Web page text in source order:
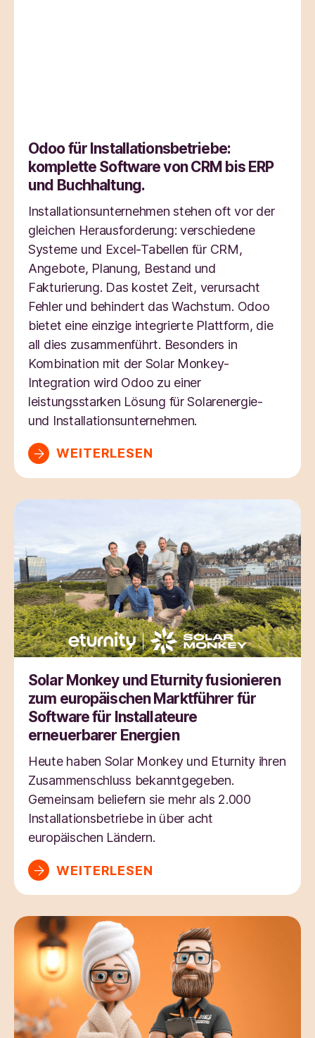
Odoo für Installationsbetriebe:
komplette Software von CRM bis ERP
und Buchhaltung.
Installationsunternehmen stehen oft vor der
gleichen Herausforderung: verschiedene
Systeme und Excel-Tabellen für CRM,
Angebote, Planung, Bestand und
Fakturierung. Das kostet Zeit, verursacht
Fehler und behindert das Wachstum. Odoo
bietet eine einzige integrierte Plattform, die
all dies zusammenführt. Besonders in
Kombination mit der Solar Monkey-
Integration wird Odoo zu einer
leistungsstarken Lösung für Solarenergie-
und Installationsunternehmen.
WEITERLESEN
Solar Monkey und Eturnity fusionieren
zum europäischen Marktführer für
Software für Installateure
erneuerbarer Energien
Heute haben Solar Monkey und Eturnity ihren
Zusammenschluss bekanntgegeben.
Gemeinsam beliefern sie mehr als 2.000
Installationsbetriebe in über acht
europäischen Ländern.
WEITERLESEN